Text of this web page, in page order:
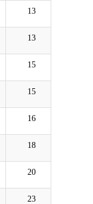
13
13
15
15
16
18
20
23